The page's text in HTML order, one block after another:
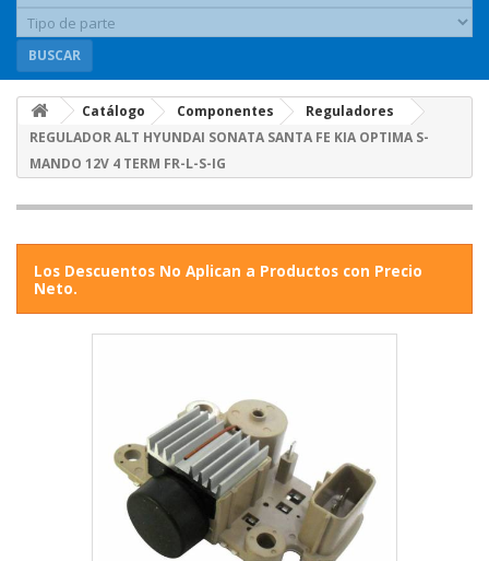
BUSCAR
Catálogo Componentes
Reguladores
REGULADOR ALT HYUNDAI SONATA SANTA FE KIA OPTIMA S-
MANDO 12V 4 TERM FR-L-S-IG
Los Descuentos No Aplican a Productos con Precio
Neto.